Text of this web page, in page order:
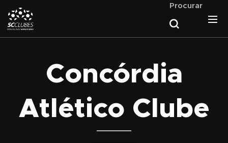
Procurar
Concórdia
Atlético Clube